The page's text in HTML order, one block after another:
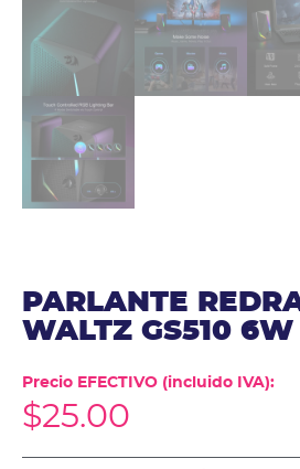
PARLANTE
WALTZ GS510 6W
Precio EFECTIVO (incluido IVA):
$25.00